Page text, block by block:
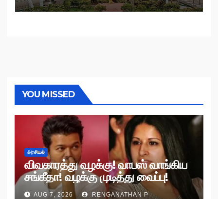
YOU MISSED
அரசியல்
விவகாரத்து வழக்கு! வாபஸ் வாங்கிய
சங்கீதா! வழக்கு முடித்து வைப்பு!
AUG 7, 2026 RENGANATHAN P